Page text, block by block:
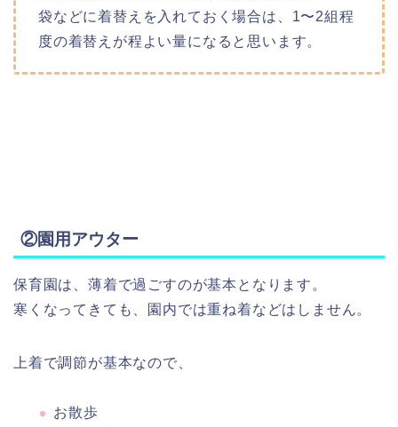
袋などに着替えを入れておく場合は、1〜2組程
度の着替えが程よい量になると思います。
②園用アウター
保育園は、薄着で過ごすのが基本となります。
寒くなってきても、園内では重ね着などはしません。
上着で調節が基本なので、
お散歩